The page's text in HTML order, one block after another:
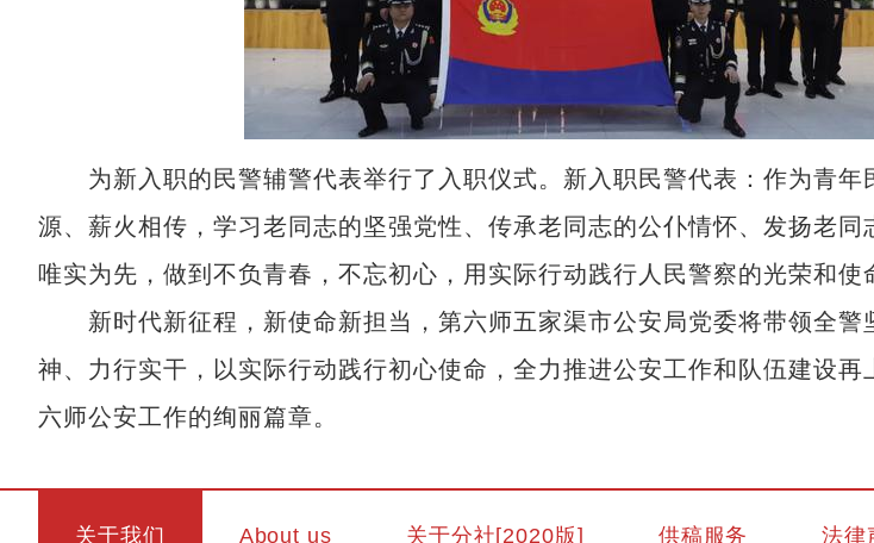
为新入职的民警辅警代表举行了入职仪式。新入职民警代表：作为青年
源、薪火相传，学习老同志的坚强党性、传承老同志的公仆情怀、发扬老同
唯实为先，做到不负青春，不忘初心，用实际行动践行人民警察的光荣和使
新时代新征程，新使命新担当，第六师五家渠市公安局党委将带领全警
神、力行实干，以实际行动践行初心使命，全力推进公安工作和队伍建设再
六师公安工作的绚丽篇章。
关于我们 About us 关于分社[2020版] 供稿服务 法律